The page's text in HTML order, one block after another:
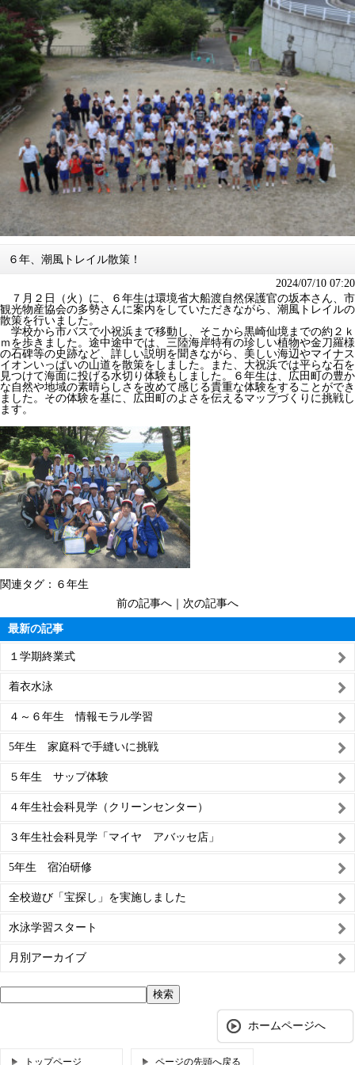
６年、潮風トレイル散策！
2024/07/10 07:20
７月２日（火）に、６年生は環境省大船渡自然保護官の坂本さん、市
観光物産協会の多勢さんに案内をしていただきながら、潮風トレイルの
散策を行いました。
学校から市バスで小祝浜まで移動し、そこから黒崎仙境までの約２ｋ
ｍを歩きました。途中途中では、三陸海岸特有の珍しい植物や金刀羅様
の石碑等の史跡など、詳しい説明を聞きながら、美しい海辺やマイナス
イオンいっぱいの山道を散策をしました。また、大祝浜では平らな石を
見つけて海面に投げる水切り体験もしました。６年生は、広田町の豊か
な自然や地域の素晴らしさを改めて感じる貴重な体験をすることができ
ました。その体験を基に、広田町のよさを伝えるマップづくりに挑戦し
ます。
関連タグ： ６年生
前の記事へ
次の記事へ
最新の記事
１学期終業式
着衣水泳
４～６年生 情報モラル学習
5年生 家庭科で手縫いに挑戦
５年生 サップ体験
４年生社会科見学（クリーンセンター）
３年生社会科見学「マイヤ アバッセ店」
5年生 宿泊研修
全校遊び「宝探し」を実施しました
水泳学習スタート
月別アーカイブ
ホームページへ
トップページ ページの先頭へ戻る